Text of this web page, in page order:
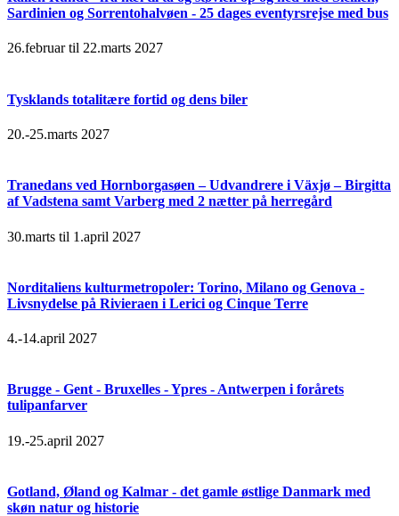
Sardinien og Sorrentohalvøen - 25 dages eventyrsrejse med bus
26.februar til 22.marts 2027
Tysklands totalitære fortid og dens biler
20.-25.marts 2027
Tranedans ved Hornborgasøen – Udvandrere i Växjø – Birgitta
af Vadstena samt Varberg med 2 nætter på herregård
30.marts til 1.april 2027
Norditaliens kulturmetropoler: Torino, Milano og Genova -
Livsnydelse på Rivieraen i Lerici og Cinque Terre
4.-14.april 2027
Brugge - Gent - Bruxelles - Ypres - Antwerpen i forårets
tulipanfarver
19.-25.april 2027
Gotland, Øland og Kalmar - det gamle østlige Danmark med
skøn natur og historie